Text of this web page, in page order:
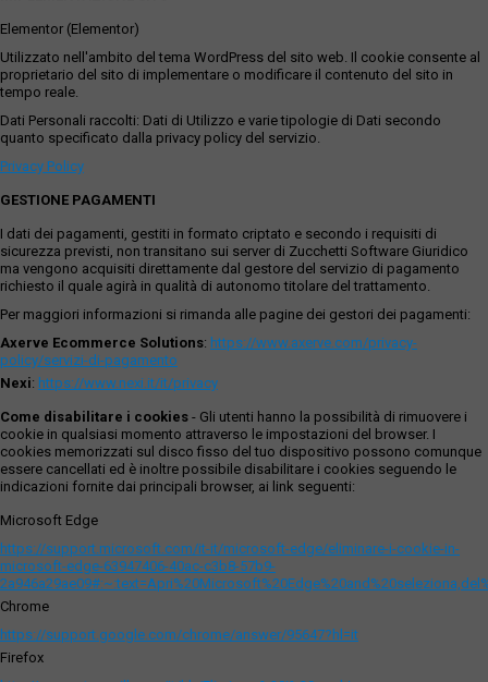
Elementor (Elementor)
Utilizzato nell'ambito del tema WordPress del sito web. Il cookie consente al
proprietario del sito di implementare o modificare il contenuto del sito in
tempo reale.
Dati Personali raccolti: Dati di Utilizzo e varie tipologie di Dati secondo
quanto specificato dalla privacy policy del servizio.
Privacy Policy
GESTIONE PAGAMENTI
I dati dei pagamenti, gestiti in formato criptato e secondo i requisiti di
sicurezza previsti, non transitano sui server di Zucchetti Software Giuridico
ma vengono acquisiti direttamente dal gestore del servizio di pagamento
richiesto il quale agirà in qualità di autonomo titolare del trattamento.
Per maggiori informazioni si rimanda alle pagine dei gestori dei pagamenti:
Axerve Ecommerce Solutions: https://www.axerve.com/privacy-
policy/servizi-di-pagamento
Nexi: https://www.nexi.it/it/privacy
Come disabilitare i cookies - Gli utenti hanno la possibilità di rimuovere i
cookie in qualsiasi momento attraverso le impostazioni del browser. I
cookies memorizzati sul disco fisso del tuo dispositivo possono comunque
essere cancellati ed è inoltre possibile disabilitare i cookies seguendo le
indicazioni fornite dai principali browser, ai link seguenti:
Microsoft Edge
https://support.microsoft.com/it-it/microsoft-edge/eliminare-i-cookie-in-
microsoft-edge-63947406-40ac-c3b8-57b9-
Chrome
https://support.google.com/chrome/answer/95647?hl=it
Firefox